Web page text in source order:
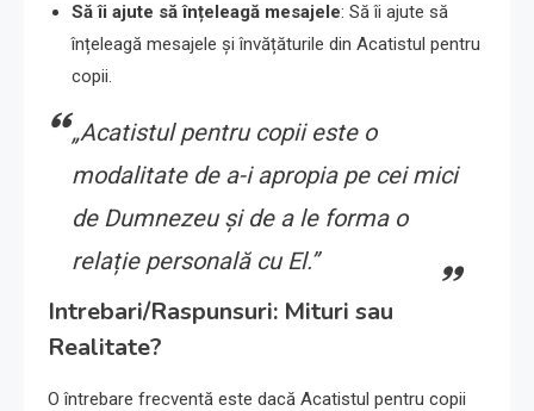
Să îi ajute să înțeleagă mesajele: Să îi ajute să
înțeleagă mesajele și învățăturile din Acatistul pentru
copii.
„Acatistul pentru copii este o
modalitate de a-i apropia pe cei mici
de Dumnezeu și de a le forma o
relație personală cu El.”
Intrebari/Raspunsuri: Mituri sau
Realitate?
O întrebare frecventă este dacă Acatistul pentru copii